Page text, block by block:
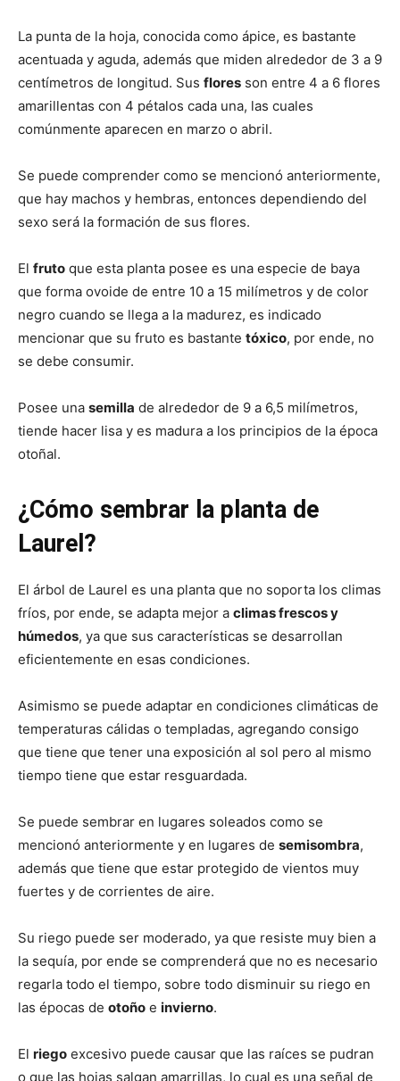
La punta de la hoja, conocida como ápice, es bastante
acentuada y aguda, además que miden alrededor de 3 a 9
centímetros de longitud. Sus flores son entre 4 a 6 flores
amarillentas con 4 pétalos cada una, las cuales
comúnmente aparecen en marzo o abril.
Se puede comprender como se mencionó anteriormente,
que hay machos y hembras, entonces dependiendo del
sexo será la formación de sus flores.
El fruto que esta planta posee es una especie de baya
que forma ovoide de entre 10 a 15 milímetros y de color
negro cuando se llega a la madurez, es indicado
mencionar que su fruto es bastante tóxico, por ende, no
se debe consumir.
Posee una semilla de alrededor de 9 a 6,5 milímetros,
tiende hacer lisa y es madura a los principios de la época
otoñal.
¿Cómo sembrar la planta de
Laurel?
El árbol de Laurel es una planta que no soporta los climas
fríos, por ende, se adapta mejor a climas frescos y
húmedos, ya que sus características se desarrollan
eficientemente en esas condiciones.
Asimismo se puede adaptar en condiciones climáticas de
temperaturas cálidas o templadas, agregando consigo
que tiene que tener una exposición al sol pero al mismo
tiempo tiene que estar resguardada.
Se puede sembrar en lugares soleados como se
mencionó anteriormente y en lugares de semisombra,
además que tiene que estar protegido de vientos muy
fuertes y de corrientes de aire.
Su riego puede ser moderado, ya que resiste muy bien a
la sequía, por ende se comprenderá que no es necesario
regarla todo el tiempo, sobre todo disminuir su riego en
las épocas de otoño e invierno.
El riego excesivo puede causar que las raíces se pudran
o que las hojas salgan amarrillas, lo cual es una señal de